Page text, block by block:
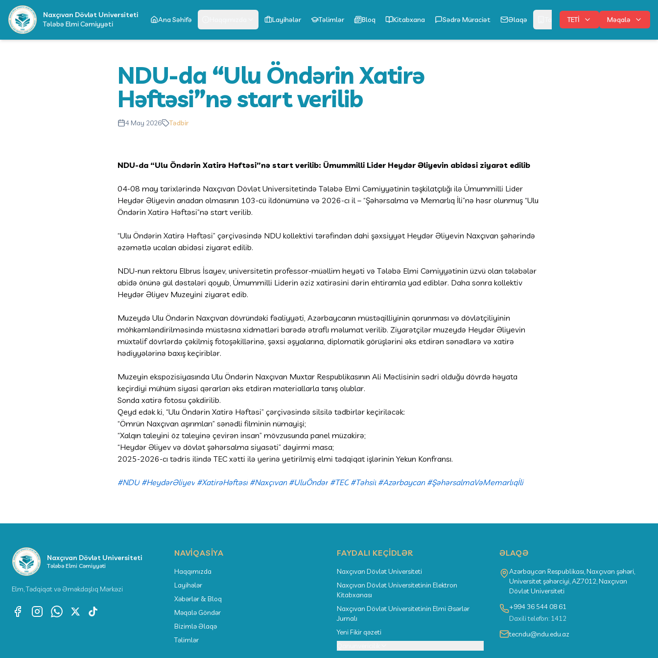
Naxçıvan Dövlət Universiteti
Tələbə Elmi Cəmiyyəti
Ana Səhifə Layihələr Təlimlər Bloq Kitabxana Sədrə Müraciət Əlaqə Tabe Qurumlar Digər
TETİ Məqalə
NDU-da “Ulu Öndərin Xatirə
Həftəsi”nə start verilib
4 May 2026 Tədbir
NDU-da “Ulu Öndərin Xatirə Həftəsi”nə start verilib: Ümummilli Lider Heydər Əliyevin abidəsi ziyarət edilib
04-08 may tarixlərində Naxçıvan Dövlət Universitetində Tələbə Elmi Cəmiyyətinin təşkilatçılığı ilə Ümummilli Lider
Heydər Əliyevin anadan olmasının 103-cü ildönümünə və 2026-cı il – “Şəhərsalma və Memarlıq İli”nə həsr olunmuş “Ulu
Öndərin Xatirə Həftəsi”nə start verilib.
“Ulu Öndərin Xatirə Həftəsi” çərçivəsində NDU kollektivi tərəfindən dahi şəxsiyyət Heydər Əliyevin Naxçıvan şəhərində
əzəmətlə ucalan abidəsi ziyarət edilib.
NDU-nun rektoru Elbrus İsayev, universitetin professor-müəllim heyəti və Tələbə Elmi Cəmiyyətinin üzvü olan tələbələr
abidə önünə gül dəstələri qoyub, Ümummilli Liderin əziz xatirəsini dərin ehtiramla yad ediblər. Daha sonra kollektiv
Heydər Əliyev Muzeyini ziyarət edib.
Muzeydə Ulu Öndərin Naxçıvan dövründəki fəaliyyəti, Azərbaycanın müstəqilliyinin qorunması və dövlətçiliyinin
möhkəmləndirilməsində müstəsna xidmətləri barədə ətraflı məlumat verilib. Ziyarətçilər muzeydə Heydər Əliyevin
müxtəlif dövrlərdə çəkilmiş fotoşəkillərinə, şəxsi əşyalarına, diplomatik görüşlərini əks etdirən sənədlərə və xatirə
hədiyyələrinə baxış keçiriblər.
Muzeyin ekspozisiyasında Ulu Öndərin Naxçıvan Muxtar Respublikasının Ali Məclisinin sədri olduğu dövrdə həyata
keçirdiyi mühüm siyasi qərarları əks etdirən materiallarla tanış olublar.
Sonda xatirə fotosu çəkdirilib.
Qeyd edək ki, “Ulu Öndərin Xatirə Həftəsi” çərçivəsində silsilə tədbirlər keçiriləcək:
“Ömrün Naxçıvan aşırımları” sənədli filminin nümayişi;
“Xalqın taleyini öz taleyinə çevirən insan” mövzusunda panel müzakirə;
“Heydər Əliyev və dövlət şəhərsalma siyasəti” dəyirmi masa;
2025-2026-cı tədris ilində TEC xətti ilə yerinə yetirilmiş elmi tədqiqat işlərinin Yekun Konfransı.
#NDU #HeydərƏliyev #XatirəHəftəsi #Naxçıvan #UluÖndər #TEC #Təhsil #Azərbaycan #ŞəhərsalmaVəMemarlıqİli
Naxçıvan Dövlət Universiteti
Tələbə Elmi Cəmiyyəti
Elm, Tədqiqat və Əməkdaşlıq Mərkəzi
NAVIQASIYA
Haqqımızda
Layihələr
Xəbərlər & Bloq
Məqalə Göndər
Bizimlə Əlaqə
Təlimlər
FAYDALI KEÇIDLƏR
Naxçıvan Dövlət Universiteti
Naxçıvan Dövlət Universitetinin Elektron
Kitabxanası
Naxçıvan Dövlət Universitetinin Elmi Əsərlər
Jurnalı
Yeni Fikir qəzeti
ƏLAQƏ
Azərbaycan Respublikası, Naxçıvan şəhəri,
Universitet şəhərciyi, AZ7012, Naxçıvan
Dövlət Universiteti
+994 36 544 08 61
Daxili telefon: 1412
tecndu@ndu.edu.az